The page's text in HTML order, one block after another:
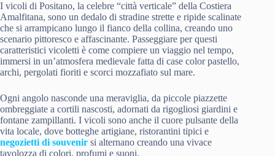
I vicoli di Positano, la celebre “città verticale” della Costiera
Amalfitana, sono un dedalo di stradine strette e ripide scalinate
che si arrampicano lungo il fianco della collina, creando uno
scenario pittoresco e affascinante. Passeggiare per questi
caratteristici vicoletti è come compiere un viaggio nel tempo,
immersi in un’atmosfera medievale fatta di case color pastello,
archi, pergolati fioriti e scorci mozzafiato sul mare.
Ogni angolo nasconde una meraviglia, da piccole piazzette
ombreggiate a cortili nascosti, adornati da rigogliosi giardini e
fontane zampillanti. I vicoli sono anche il cuore pulsante della
vita locale, dove botteghe artigiane, ristorantini tipici e
negozietti di souvenir si alternano creando una vivace
tavolozza di colori, profumi e suoni.